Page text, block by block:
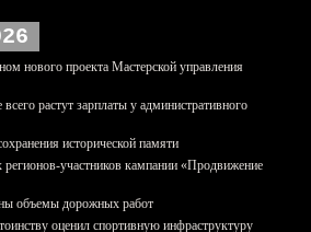
нового проекта Мастерской управления
растут зарплаты у административного
исторической памяти
участников кампании «Продвижение
объемы дорожных работ
оценил спортивную инфраструктуру